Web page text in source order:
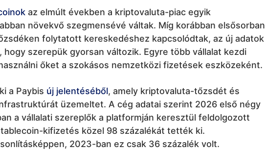
az elmúlt években a kriptovaluta-piac egyik
növekvő szegmensévé váltak. Míg korábban elsősorban
folytatott kereskedéshez kapcsolódtak, az új adatok
hogy szerepük gyorsan változik. Egyre több vállalat kezdi
őket a szokásos nemzetközi fizetések eszközeként.
a Paybis új jelentéséből, amely kriptovaluta-tőzsdét és
üzemeltet. A cég adatai szerint 2026 első négy
a vállalati szereplők a platformján keresztül feldolgozott
kifizetés közel 98 százalékát tették ki.
2023-ban ez csak 36 százalék volt.